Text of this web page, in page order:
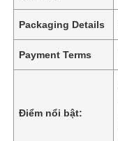
Packaging Details
Payment Terms
Điểm nổi bật: